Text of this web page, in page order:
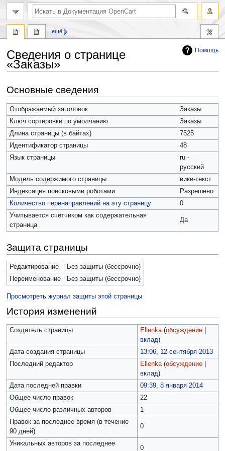
Помощь
Сведения о странице
«Заказы»
к
навигации
к
поиску
Основные сведения
Отображаемый заголовок
Заказы
Ключ сортировки по умолчанию
Заказы
Длина страницы (в байтах)
7525
Идентификатор страницы
48
Язык страницы
ru -
русский
Модель содержимого страницы
вики-текст
Индексация поисковыми роботами
Разрешено
Количество перенаправлений на эту страницу
0
Учитывается счётчиком как содержательная
страница
Да
Защита страницы
Редактирование
Без защиты (бессрочно)
Переименование
Без защиты (бессрочно)
Просмотреть журнал защиты этой страницы
История изменений
Создатель страницы Ellenka (обсуждение|
вклад)
Дата создания страницы
13:06, 12 сентября 2013
Последний редактор
Ellenka (обсуждение|
вклад)
Дата последней правки
09:39, 8 января 2014
Общее число правок
22
Общее число различных авторов
1
Правок за последнее время (в течение
90 дней)
0
Уникальных авторов за последнее
0
ещё